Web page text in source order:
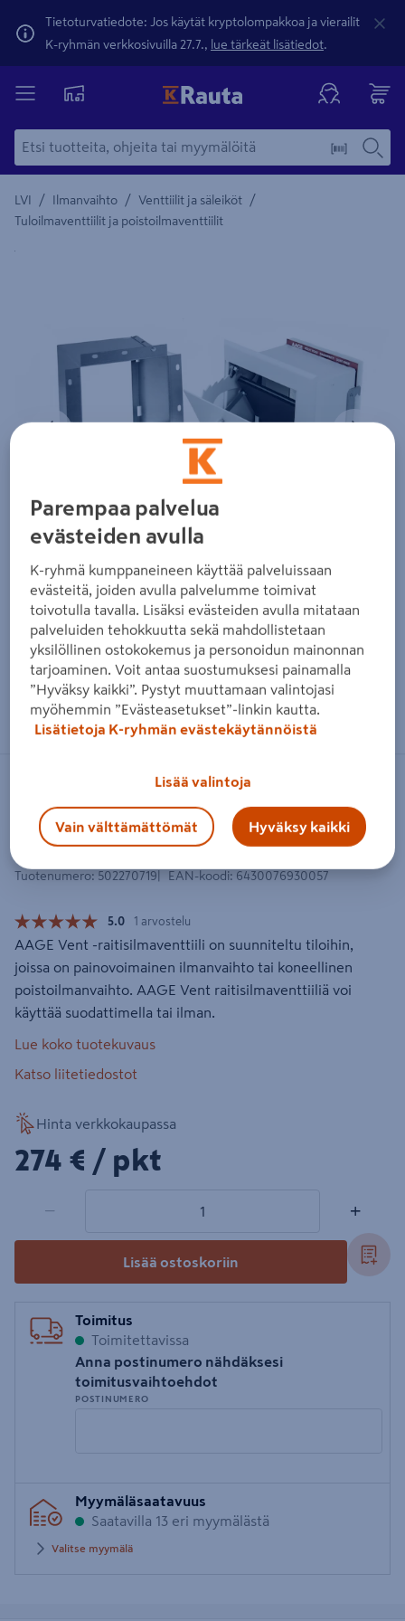
Tietoturvatiedote: Jos käytät kryptolompakkoa ja vierailit
K-ryhmän verkkosivuilla 27.7., lue tärkeät lisätiedot.
LVI / Ilmanvaihto / Venttiilit ja säleiköt /
Tuloilmaventtiilit ja poistoilmaventtiilit
Yksityiskohtainen kuvaus löytyy Tuotteen kuvaus -
Edellinen
Zoomaa kuvaa sormilla kosketusnäytöllä
Raitisilmaventtiili AAGE Vent sis.
suodattimen
Tuotenumero: 502270719 EAN-koodi: 6430076930057
5.0 1 arvostelu
AAGE Vent -raitisilmaventtiili on suunniteltu tiloihin,
joissa on painovoimainen ilmanvaihto tai koneellinen
poistoilmanvaihto. AAGE Vent raitisilmaventtiiliä voi
käyttää suodattimella tai ilman.
Lue koko tuotekuvaus
Katso liitetiedostot
Hinta verkkokaupassa
274€/pkt
274 € / pkt
− +
Lisää ostoskoriin
Toimitus
Toimitettavissa
Anna postinumero nähdäksesi
toimitusvaihtoehdot
POSTINUMERO
postinumero
Myymäläsaatavuus
Saatavilla 13 eri myymälästä
Valitse myymälä
Parempaa palvelua
evästeiden avulla
K-ryhmä kumppaneineen käyttää palveluissaan
evästeitä, joiden avulla palvelumme toimivat
toivotulla tavalla. Lisäksi evästeiden avulla mitataan
palveluiden tehokkuutta sekä mahdollistetaan
yksilöllinen ostokokemus ja personoidun mainonnan
tarjoaminen. Voit antaa suostumuksesi painamalla
”Hyväksy kaikki”. Pystyt muuttamaan valintojasi
myöhemmin ”Evästeasetukset”-linkin kautta.
Lisätietoja K-ryhmän evästekäytännöistä
Lisää valintoja
Vain välttämättömät Hyväksy kaikki